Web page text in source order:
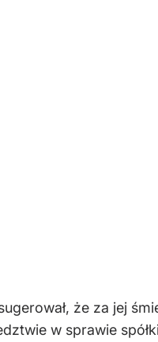
że za jej
w sprawie